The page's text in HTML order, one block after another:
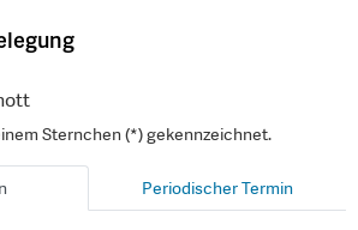
Sternchen (*) gekennzeichnet.
Periodischer Termin